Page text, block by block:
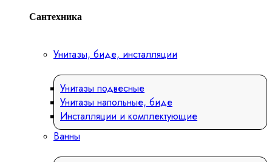
Сантехника
Унитазы, биде, инсталляции
Унитазы подвесные
Унитазы напольные, биде
Инсталляции и комплектующие
Ванны